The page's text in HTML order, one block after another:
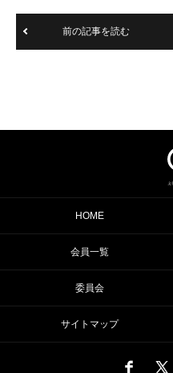
前の記事を読む
HOME
会員一覧
委員会
サイトマップ